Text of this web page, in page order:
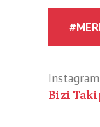
Bizi